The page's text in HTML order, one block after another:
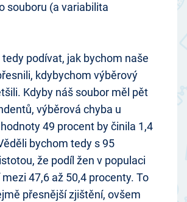
souboru (a variabilita
podívat, jak bychom naše
kdybychom výběrový
Kdyby náš soubor měl pět
výběrová chyba u
49 procent by činila 1,4
bychom tedy s 95
že podíl žen v populaci
47,6 až 50,4 procenty. To
přesnější zjištění, ovšem